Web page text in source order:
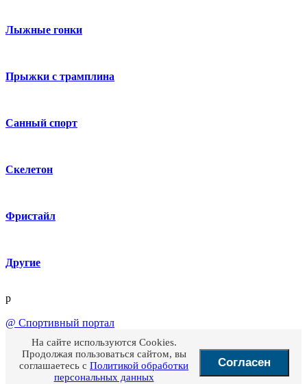
Лыжные гонки
Прыжки с трамплина
Санный спорт
Скелетон
Фристайл
Другие
p
@ Спортивный портал
На сайте используются Cookies.
Продолжая пользоваться сайтом, вы
соглашаетесь с Политикой обработки
персональных данных
Согласен